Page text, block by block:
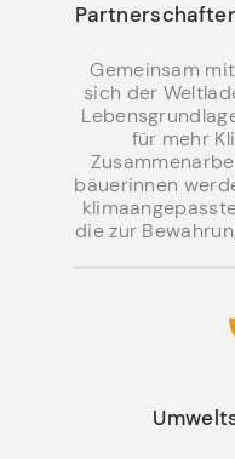
Gemeinsam
sich der
für mehr
bäuerinnen
die zur